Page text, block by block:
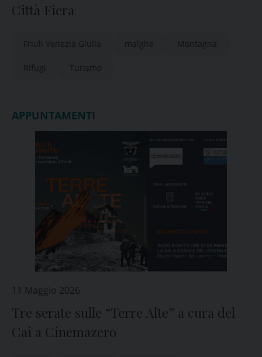
Città Fiera
Friuli Venezia Giulia malghe Montagna
Rifugi Turismo
APPUNTAMENTI
11 Maggio 2026
Tre serate sulle “Terre Alte” a cura del
Cai a Cinemazero